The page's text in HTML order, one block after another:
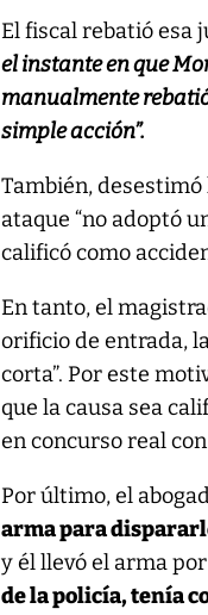
El fiscal rebatió esa
el instante en que
manualmente
simple acción”.
También,
ataque “no adoptó
calificó como
En tanto, el
orificio de entrada,
corta”. Por este
que la causa sea
en concurso real
Por último, el
arma para
y él llevó el arma
de la policía, tenía